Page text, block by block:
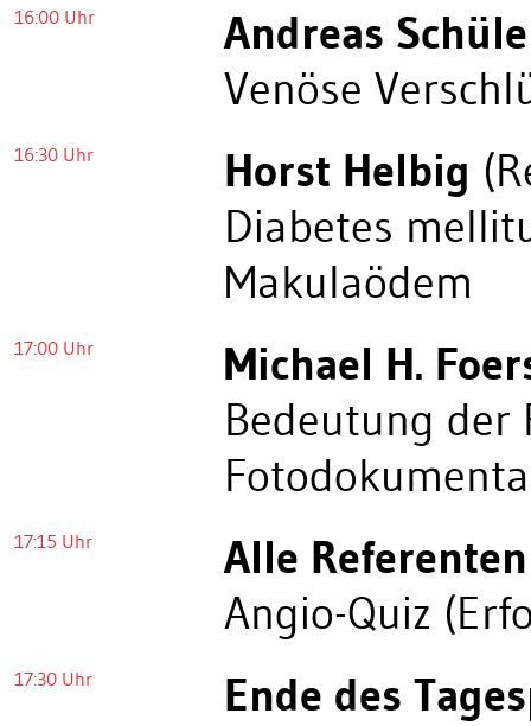
16:00 Uhr
Andreas
Venöse
16:30 Uhr Horst Helbig
Diabetes
Makulaödem
17:00 Uhr
Michael H.
Bedeutung der
17:15 Uhr
Alle Referenten
Angio-Quiz
17:30 Uhr Ende des